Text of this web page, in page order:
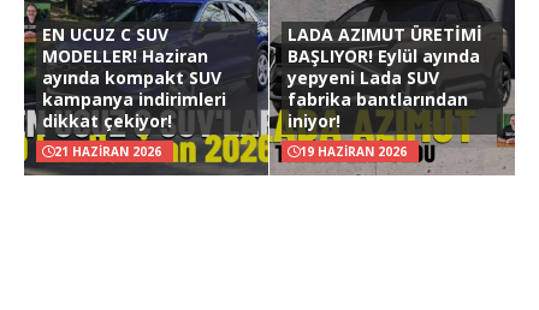
EN UCUZ C SUV
MODELLER! Haziran
ayında kompakt SUV
kampanya indirimleri
dikkat çekiyor!
21 HAZIRAN 2026
LADA AZIMUT ÜRETİMİ
BAŞLIYOR! Eylül ayında
yepyeni Lada SUV
fabrika bantlarından
iniyor!
19 HAZIRAN 2026